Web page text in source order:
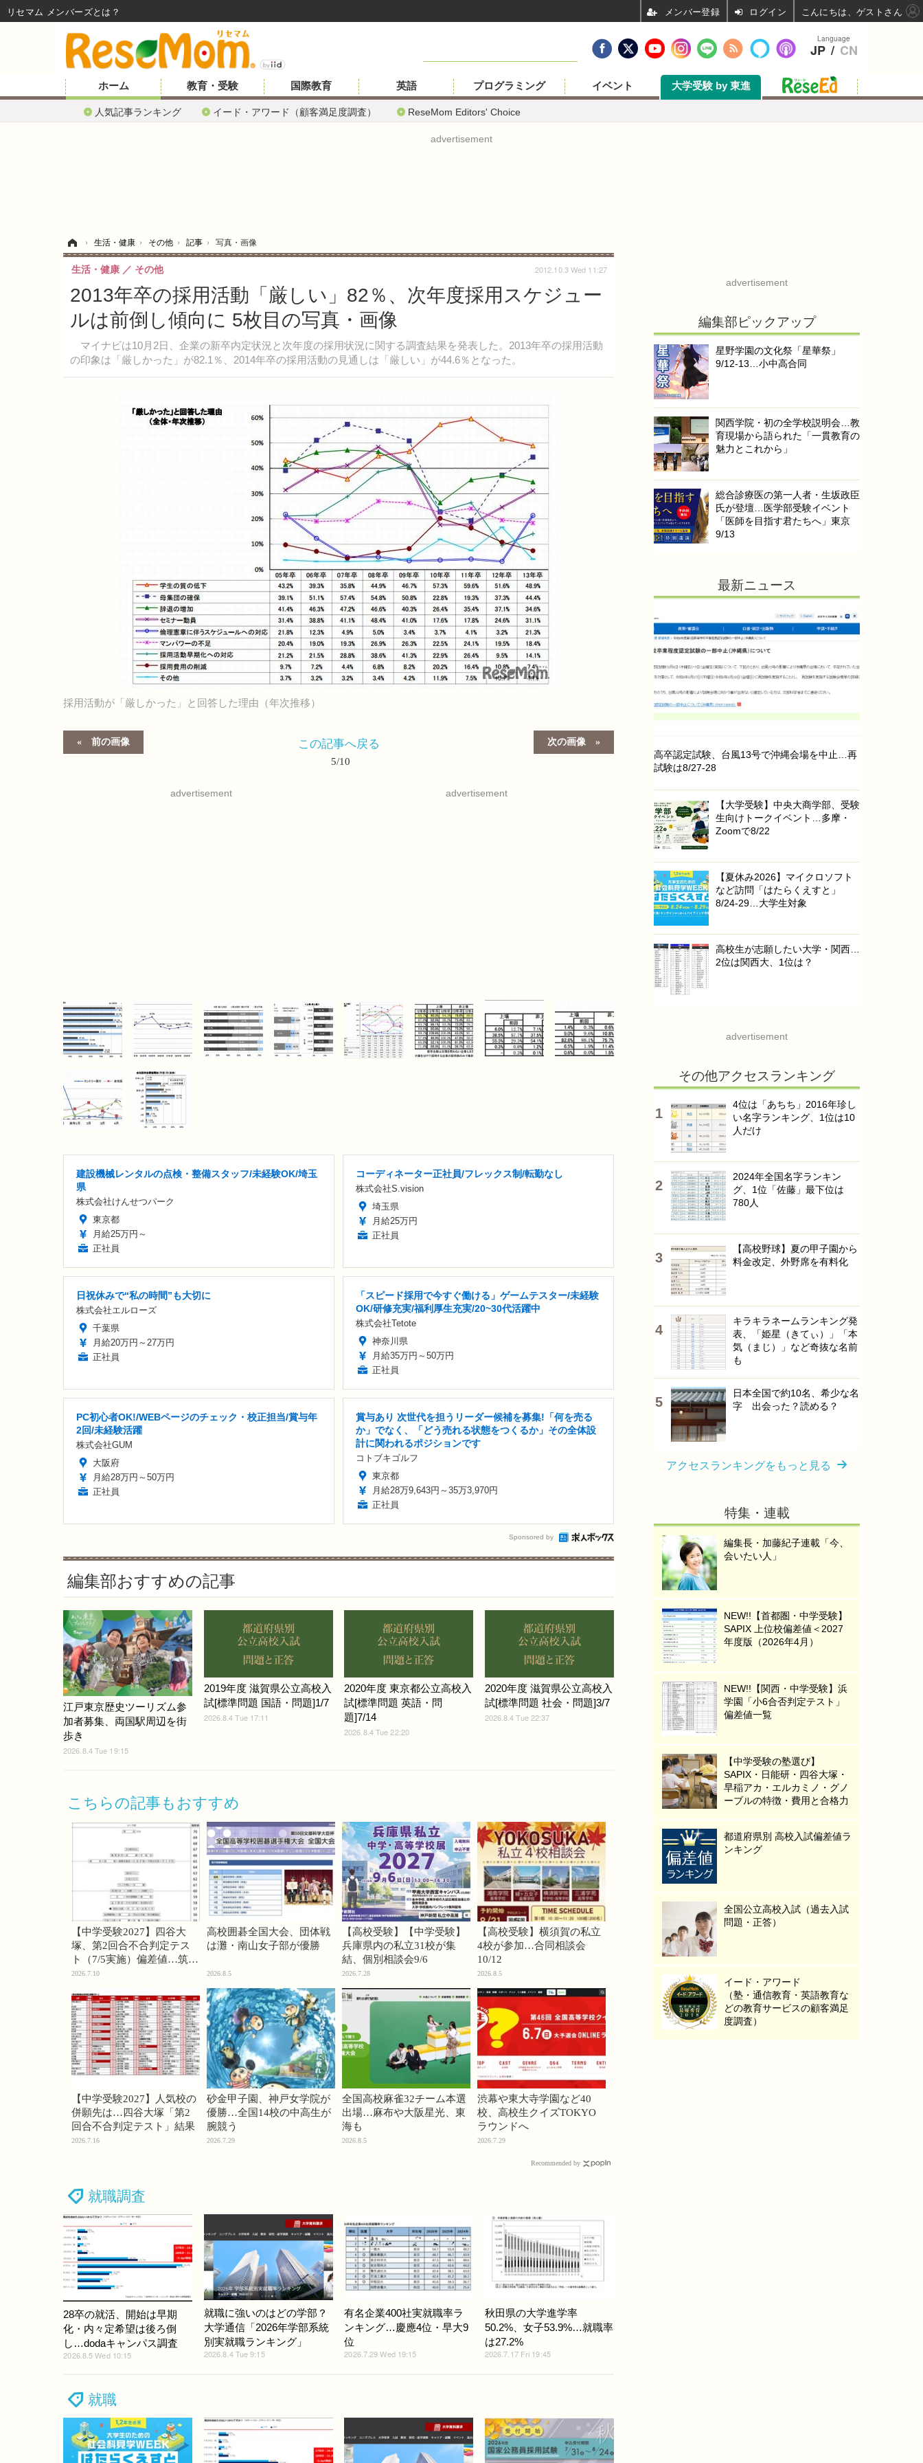
ホーム
人気記事ランキング イード・アワード（顧客満足度調査） ReseMom Editors' Choice
教育・受験 国際教育 英語 プログラミング イベント 大学受験 by 東進
advertisement
› 生活・健康 › その他 › 記事 › 写真・画像
2013年卒の採用活動「厳しい」82％、次年度採用スケジュー
ルは前倒し傾向に 5枚目の写真・画像
マイナビは10月2日、企業の新卒内定状況と次年度の採用状況に関する調査結果を発表した。2013年卒の採用活動
の印象は「厳しかった」が82.1％、2014年卒の採用活動の見通しは「厳しい」が44.6％となった。
生活・健康 その他 2012.10.3 Wed 11:27
採用活動が「厳しかった」と回答した理由（年次推移）
前の画像 次の画像
この記事へ戻る
5/10
advertisement advertisement
建設機械レンタルの点検・整備スタッフ/未経験OK/埼玉
県
株式会社けんせつパーク
東京都
月給25万円～
正社員
コーディネーター正社員/フレックス制/転勤なし
株式会社S.vision
埼玉県
月給25万円
正社員
日祝休みで“私の時間”も大切に
株式会社エルローズ
千葉県
月給20万円～27万円
正社員
「スピード採用で今すぐ働ける」ゲームテスター/未経験
OK/研修充実/福利厚生充実/20~30代活躍中
株式会社Tetote
神奈川県
月給35万円～50万円
正社員
PC初心者OK!/WEBページのチェック・校正担当/賞与年
2回/未経験活躍
株式会社GUM
大阪府
月給28万円～50万円
正社員
賞与あり 次世代を担うリーダー候補を募集!「何を売る
か」でなく、「どう売れる状態をつくるか」その全体設
計に関われるポジションです
コトブキゴルフ
東京都
月給28万9,643円～35万3,970円
正社員
Sponsored by
編集部おすすめの記事
江戸東京歴史ツーリズム参
加者募集、両国駅周辺を街
歩き
2026.8.4 Tue 19:15
2019年度 滋賀県公立高校入
試[標準問題 国語・問題]1/7
2026.8.4 Tue 17:11
2020年度 東京都公立高校入
試[標準問題 英語・問
題]7/14
2026.8.4 Tue 22:20
2020年度 滋賀県公立高校入
試[標準問題 社会・問題]3/7
2026.8.4 Tue 22:37
こちらの記事もおすすめ
【中学受験2027】四谷大
塚、第2回合不合判定テス
ト（7/5実施）偏差値…筑駒
74・桜蔭70＜PR＞
2026.7.10
高校囲碁全国大会、団体戦
は灘・南山女子部が優勝
2026.8.5
【高校受験】【中学受験】
兵庫県内の私立31校が集
結、個別相談会9/6
2026.7.28
【高校受験】横須賀の私立
4校が参加…合同相談会
10/12
2026.8.5
【中学受験2027】人気校の
併願先は…四谷大塚「第2
回合不合判定テスト」結果
2026.7.16
砂金甲子園、神戸女学院が
優勝…全国14校の中高生が
腕競う
2026.7.29
全国高校麻雀32チーム本選
出場…麻布や大阪星光、東
海も
2026.8.5
渋幕や東大寺学園など40
校、高校生クイズTOKYO
ラウンドへ
2026.7.29
Recommended by
就職調査
28卒の就活、開始は早期
化・内々定希望は後ろ倒
し…dodaキャンパス調査
2026.8.5 Wed 10:15
就職に強いのはどの学部？
大学通信「2026年学部系統
別実就職ランキング」
2026.8.4 Tue 9:15
有名企業400社実就職率ラ
ンキング…慶應4位・早大9
位
2026.7.29 Wed 19:15
秋田県の大学進学率
50.2%、女子53.9%…就職率
は27.2%
2026.7.17 Fri 19:45
就職
advertisement
編集部ピックアップ
星野学園の文化祭「星華祭」
9/12-13…小中高合同
関西学院・初の全学校説明会…教
育現場から語られた「一貫教育の
魅力とこれから」
総合診療医の第一人者・生坂政臣
氏が登壇…医学部受験イベント
「医師を目指す君たちへ」東京
9/13
最新ニュース
高卒認定試験、台風13号で沖縄会場を中止…再
試験は8/27-28
【大学受験】中央大商学部、受験
生向けトークイベント…多摩・
Zoomで8/22
【夏休み2026】マイクロソフト
など訪問「はたらくえすと」
8/24-29…大学生対象
高校生が志願したい大学・関西…
2位は関西大、1位は？
advertisement
その他アクセスランキング
4位は「あちち」2016年珍し
い名字ランキング、1位は10
人だけ
2024年全国名字ランキン
グ、1位「佐藤」最下位は
780人
【高校野球】夏の甲子園から
料金改定、外野席を有料化
キラキラネームランキング発
表、「姫星（きてぃ）」「本
気（まじ）」など奇抜な名前
も
日本全国で約10名、希少な名
字 出会った？読める？
アクセスランキングをもっと見る
特集・連載
編集長・加藤紀子連載「今、
会いたい人」
NEW!!【首都圏・中学受験】
SAPIX 上位校偏差値＜2027
年度版（2026年4月）
NEW!!【関西・中学受験】浜
学園「小6合否判定テスト」
偏差値一覧
【中学受験の塾選び】
SAPIX・日能研・四谷大塚・
早稲アカ・エルカミノ・グノ
ーブルの特徴・費用と合格力
都道府県別 高校入試偏差値ラ
ンキング
全国公立高校入試（過去入試
問題・正答）
イード・アワード
（塾・通信教育・英語教育な
どの教育サービスの顧客満足
度調査）
Language
JP / CN
リセマム メンバーズ ログイン こんにちは、ゲストさん